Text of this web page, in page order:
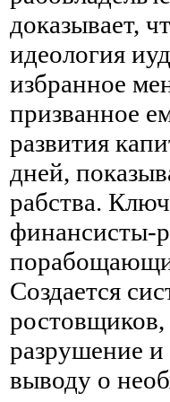
доказывает,
идеология
избранное
призванное
развития
дней,
рабства.
финансисты-
Создается
разрушение и
выводу о